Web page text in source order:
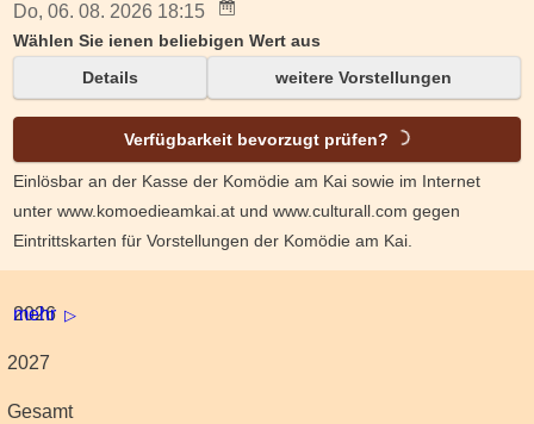
Do, 06. 08. 2026 18:15
Wählen Sie ienen beliebigen Wert aus
Details
weitere Vorstellungen
Verfügbarkeit bevorzugt prüfen?
Einlösbar an der Kasse der Komödie am Kai sowie im Internet
unter www.komoedieamkai.at und www.culturall.com gegen
Eintrittskarten für Vorstellungen der Komödie am Kai.
2026
2027
Gesamt
mehr